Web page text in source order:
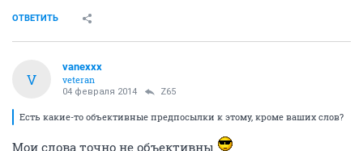
ОТВЕТИТЬ
V
vanexxx
veteran
04 февраля 2014 Z65
Есть какие-то объективные предпосылки к этому, кроме ваших слов?
Мои слова точно не объективны